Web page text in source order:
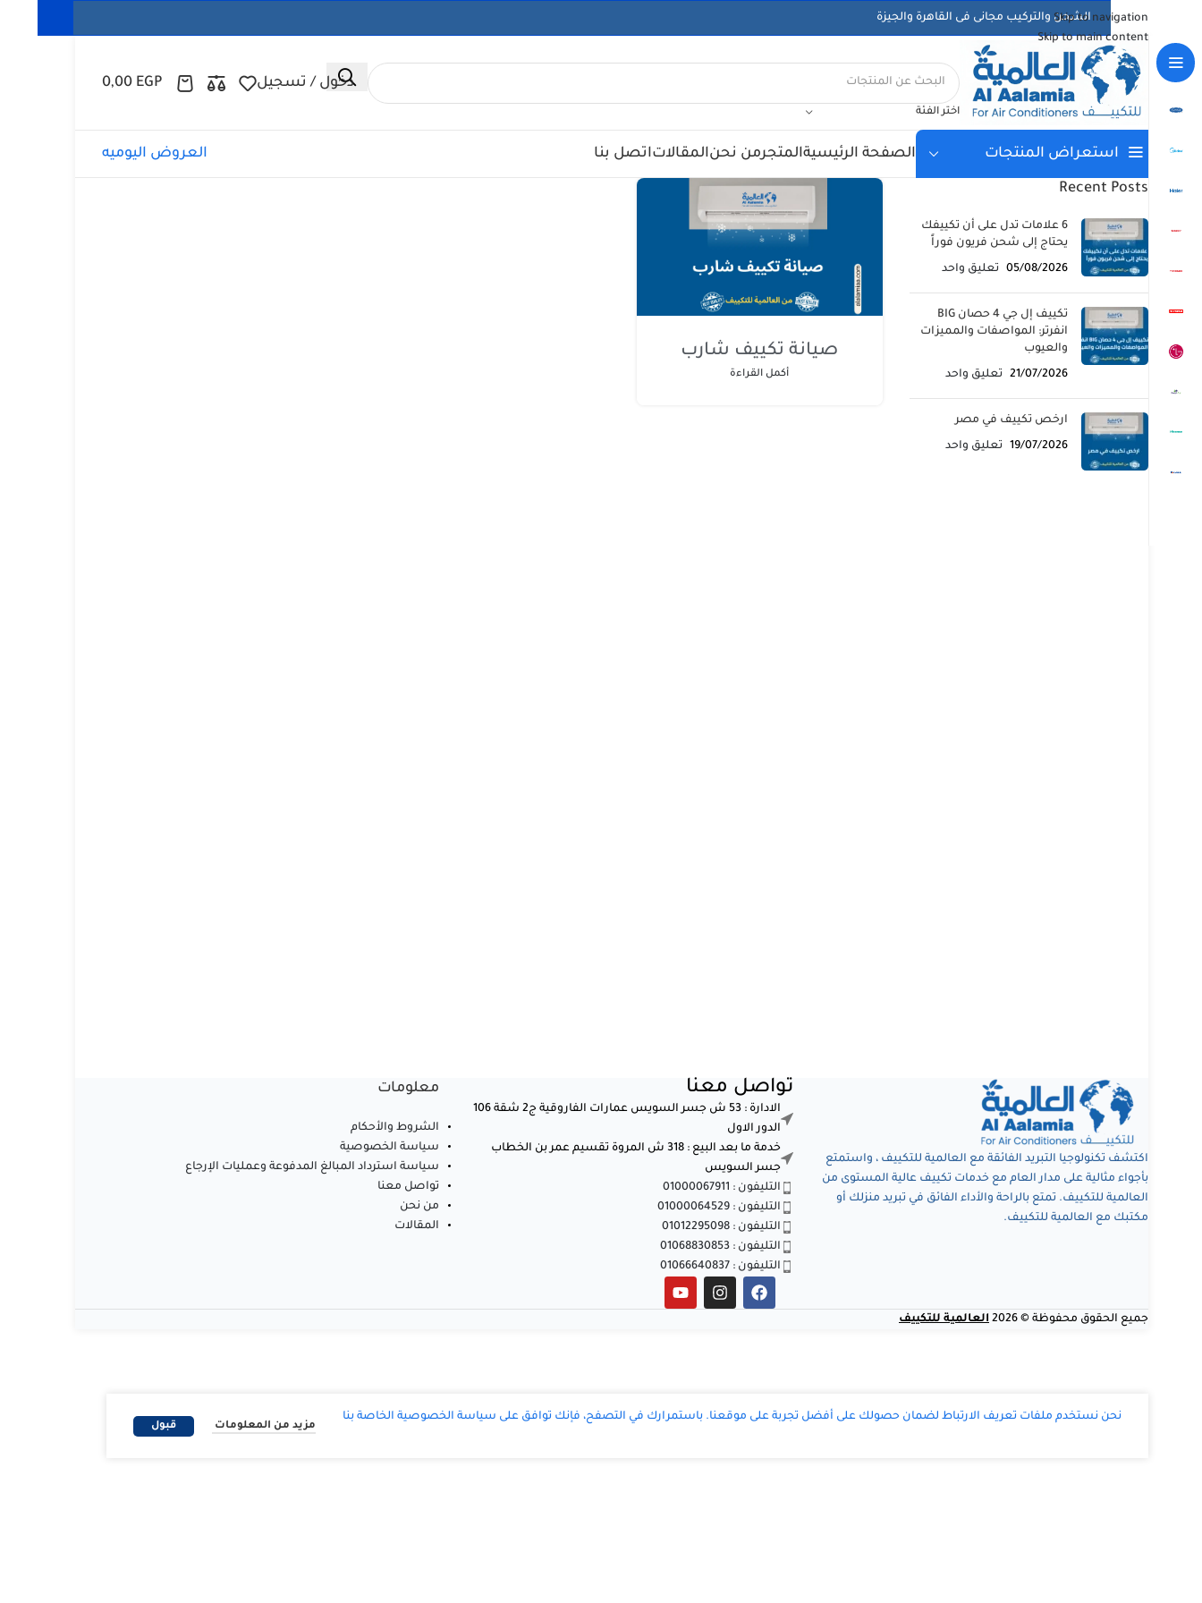
Skip to navigation
Skip to main content
الشحن والتركيب مجانى فى القاهرة والجيزة
اختر الفئة
دخول / تسجيل 0,00 EGP
استعراض المنتجات الصفحة الرئيسيةالمتجرمن نحنالمقالاتاتصل بنا العروض اليوميه
Recent Posts
6 علامات تدل على أن تكييفك
يحتاج إلى شحن فريون فوراً
05/08/2026 تعليق واحد
تكييف إل جي 4 حصان BIG
انفرتر: المواصفات والمميزات
والعيوب
21/07/2026 تعليق واحد
ارخص تكييف في مصر
19/07/2026 تعليق واحد
صيانة تكييف شارب
أكمل القراءة
اكتشف تكنولوجيا التبريد الفائقة مع العالمية للتكييف ، واستمتع
بأجواء مثالية على مدار العام مع خدمات تكييف عالية المستوى من
العالمية للتكييف. تمتع بالراحة والأداء الفائق في تبريد منزلك أو
مكتبك مع العالمية للتكييف.
تواصل معنا
الادارة : 53 ش جسر السويس عمارات الفاروقية ج2 شقة 106
الدور الاول
خدمة ما بعد البيع : 318 ش المروة تقسيم عمر بن الخطاب
جسر السويس
التليفون : 01000067911
التليفون : 01000064529
التليفون : 01012295098
التليفون : 01068830853
التليفون : 01066640837
معلومات
الشروط والأحكام
سياسة الخصوصية
سياسة استرداد المبالغ المدفوعة وعمليات الإرجاع
تواصل معنا
من نحن
المقالات
جميع الحقوق محفوظة © 2026 العالمية للتكييف
نحن نستخدم ملفات تعريف الارتباط لضمان حصولك على أفضل تجربة على موقعنا. باستمرارك في التصفح، فإنك توافق على سياسة الخصوصية الخاصة بنا
مزيد من المعلومات قبول